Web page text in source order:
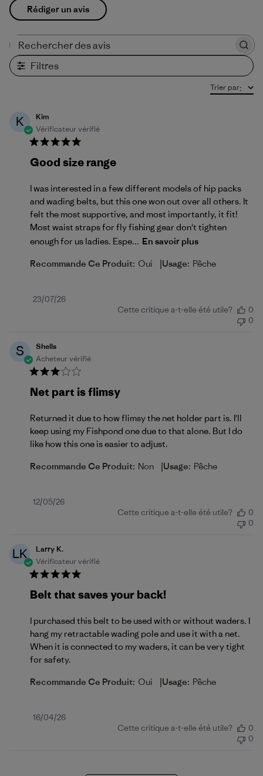
Rédiger un avis
Filtres
Trier par:
K
Kim
Vérificateur vérifié
Good size range
I was interested in a few different models of hip packs
and wading belts, but this one won out over all others. It
felt the most supportive, and most importantly, it fit!
Most waist straps for fly fishing gear don't tighten
enough for us ladies. Espe... En savoir plus
Recommande Ce Produit: Oui |Usage: Pêche
Date
23/07/26
Cette critique a-t-elle été utile?
0
0
S
Shells
Acheteur vérifié
Net part is flimsy
Returned it due to how flimsy the net holder part is. I'll
keep using my Fishpond one due to that alone. But I do
like how this one is easier to adjust.
Recommande Ce Produit: Non |Usage: Pêche
Date
12/05/26
Cette critique a-t-elle été utile?
0
0
LK
Larry K.
Vérificateur vérifié
Belt that saves your back!
I purchased this belt to be used with or without waders. I
hang my retractable wading pole and use it with a net.
When it is connected to my waders, it can be very tight
for safety.
Recommande Ce Produit: Oui |Usage: Pêche
Date
16/04/26
Cette critique a-t-elle été utile?
0
0